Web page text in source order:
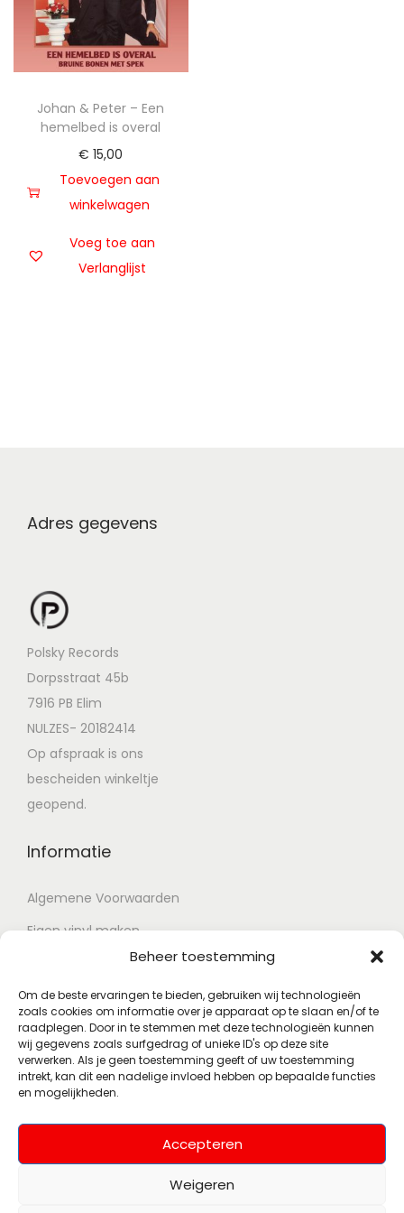
Beheer toestemming
Om de beste ervaringen te bieden, gebruiken wij technologieën
zoals cookies om informatie over je apparaat op te slaan en/of te
raadplegen. Door in te stemmen met deze technologieën kunnen
wij gegevens zoals surfgedrag of unieke ID's op deze site
verwerken. Als je geen toestemming geeft of uw toestemming
intrekt, kan dit een nadelige invloed hebben op bepaalde functies
en mogelijkheden.
Accepteren
Weigeren
Johan & Peter – Een
hemelbed is overal
€ 15,00
Toevoegen aan
winkelwagen
Voeg toe aan
Verlanglijst
Adres gegevens
Polsky Records
Dorpsstraat 45b
7916 PB Elim
NULZES- 20182414
Op afspraak is ons
bescheiden winkeltje
geopend.
Informatie
Algemene Voorwaarden
Eigen vinyl maken
Retour voorwaarden
Contact
Account
Mijn account
Wenslijst